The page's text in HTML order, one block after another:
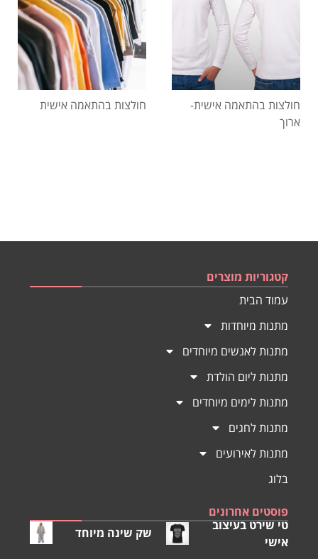
חולצות בהתאמה אישית-
ארוך
חולצות בהתאמה אישית
קטגוריות מוצרים
עמוד הבית
מתנות מיוחדות
מתנות לאנשים מיוחדים
מתנות ליום הולדת
מתנות לימים מיוחדים
מתנות לחגים
מתנות לאירועים
בלוג
פוסטים אחרונים
טי שירט בעיצוב
אישי
שק שינה מיוחד